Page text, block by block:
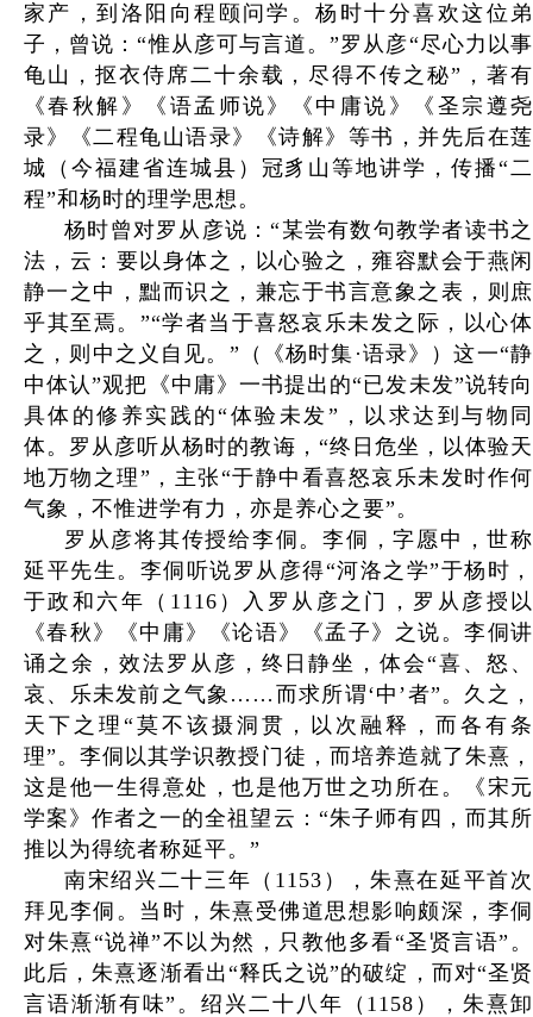
家产，到洛阳向程颐问学。杨时十分喜欢这位弟
子，曾说：“惟从彦可与言道。”罗从彦“尽心力以事
龟山，抠衣侍席二十余载，尽得不传之秘”，著有
《春秋解》《语孟师说》《中庸说》《圣宗遵尧
录》《二程龟山语录》《诗解》等书，并先后在莲
城（今福建省连城县）冠豸山等地讲学，传播“二
程”和杨时的理学思想。
杨时曾对罗从彦说：“某尝有数句教学者读书之
法，云：要以身体之，以心验之，雍容默会于燕闲
静一之中，黜而识之，兼忘于书言意象之表，则庶
乎其至焉。”“学者当于喜怒哀乐未发之际，以心体
之，则中之义自见。”（《杨时集·语录》）这一“静
中体认”观把《中庸》一书提出的“已发未发”说转向
具体的修养实践的“体验未发”，以求达到与物同
体。罗从彦听从杨时的教诲，“终日危坐，以体验天
地万物之理”，主张“于静中看喜怒哀乐未发时作何
气象，不惟进学有力，亦是养心之要”。
罗从彦将其传授给李侗。李侗，字愿中，世称
延平先生。李侗听说罗从彦得“河洛之学”于杨时，
于政和六年（1116）入罗从彦之门，罗从彦授以
《春秋》《中庸》《论语》《孟子》之说。李侗讲
诵之余，效法罗从彦，终日静坐，体会“喜、怒、
哀、乐未发前之气象……而求所谓‘中’者”。久之，
天下之理“莫不该摄洞贯，以次融释，而各有条
理”。李侗以其学识教授门徒，而培养造就了朱熹，
这是他一生得意处，也是他万世之功所在。《宋元
学案》作者之一的全祖望云：“朱子师有四，而其所
推以为得统者称延平。”
南宋绍兴二十三年（1153），朱熹在延平首次
拜见李侗。当时，朱熹受佛道思想影响颇深，李侗
对朱熹“说禅”不以为然，只教他多看“圣贤言语”。
此后，朱熹逐渐看出“释氏之说”的破绽，而对“圣贤
言语渐渐有味”。绍兴二十八年（1158），朱熹卸